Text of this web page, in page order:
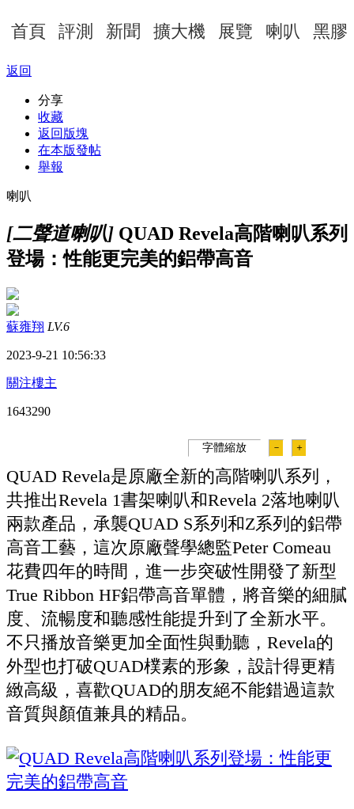
首頁 評測 新聞 擴大機 展覽 喇叭 黑膠
返回
分享
收藏
返回版塊
在本版發帖
舉報
喇叭
[二聲道喇叭] QUAD Revela高階喇叭系列
登場：性能更完美的鋁帶高音
蘇雍翔 LV.6
2023-9-21 10:56:33
關注樓主
1643290
字體縮放 － ＋
QUAD Revela是原廠全新的高階喇叭系列，
共推出Revela 1書架喇叭和Revela 2落地喇叭
兩款產品，承襲QUAD S系列和Z系列的鋁帶
高音工藝，這次原廠聲學總監Peter Comeau
花費四年的時間，進一步突破性開發了新型
True Ribbon HF鋁帶高音單體，將音樂的細膩
度、流暢度和聽感性能提升到了全新水平。
不只播放音樂更加全面性與動聽，Revela的
外型也打破QUAD樸素的形象，設計得更精
緻高級，喜歡QUAD的朋友絕不能錯過這款
音質與顏值兼具的精品。